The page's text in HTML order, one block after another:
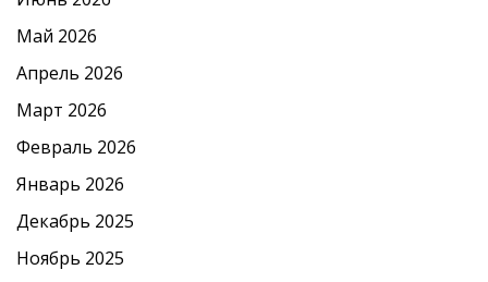
Май 2026
Апрель 2026
Март 2026
Февраль 2026
Январь 2026
Декабрь 2025
Ноябрь 2025